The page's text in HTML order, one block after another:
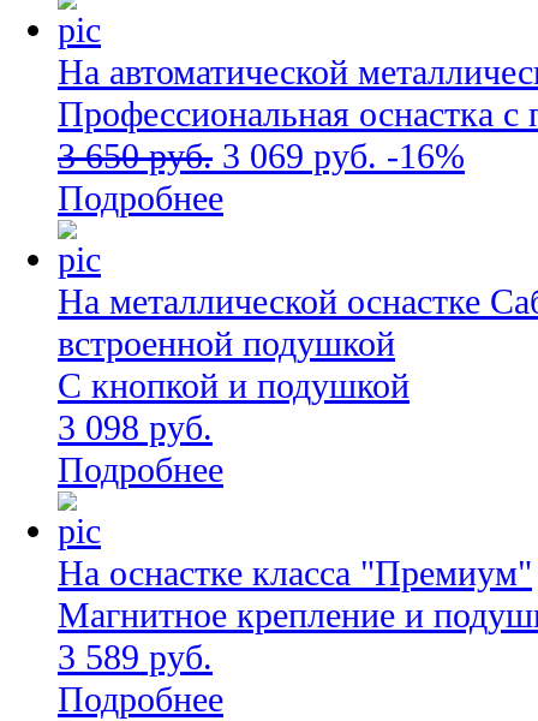
На автоматической
Профессиональная оснастка
3 650 руб. 3 069 руб. -16%
Подробнее
На металлической оснастке
встроенной подушкой
С кнопкой и подушкой
3 098 руб.
Подробнее
На оснастке класса "Премиум"
Магнитное крепление и
3 589 руб.
Подробнее